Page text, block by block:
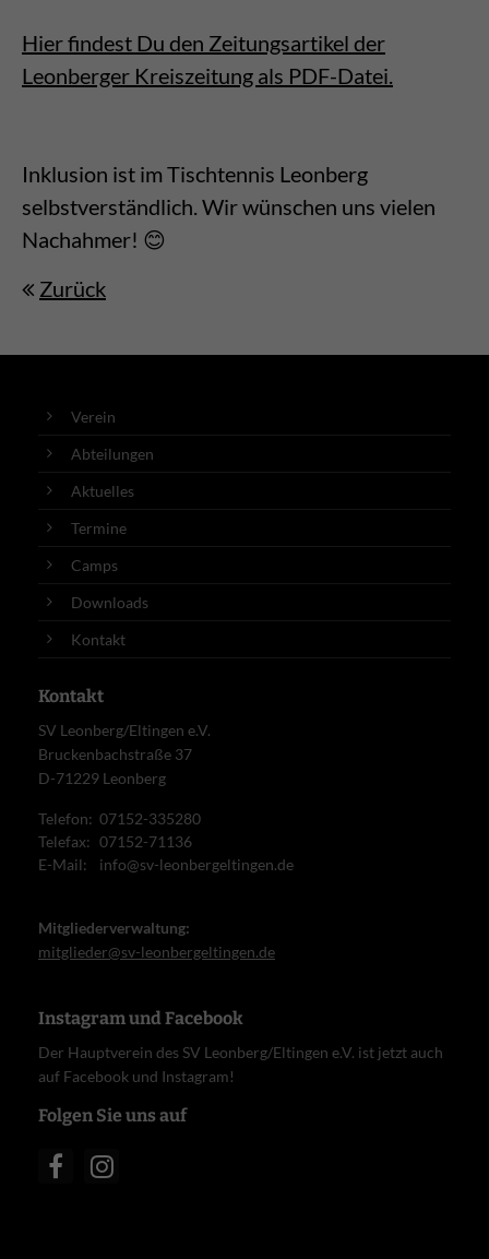
Hier findest Du den Zeitungsartikel der
Leonberger Kreiszeitung als PDF-Datei.
Inklusion ist im Tischtennis Leonberg
selbstverständlich. Wir wünschen uns vielen
Nachahmer! 😊
Zurück
Verein
Abteilungen
Aktuelles
Termine
Camps
Downloads
Kontakt
Kontakt
SV Leonberg/Eltingen e.V.
Bruckenbachstraße 37
D-71229 Leonberg
Telefon: 07152-335280
Telefax: 07152-71136
E-Mail:
info@sv-leonbergeltingen.de
Mitgliederverwaltung:
mitglieder@sv-leonbergeltingen.de
Instagram und Facebook
Der Hauptverein des SV Leonberg/Eltingen e.V. ist jetzt auch
auf Facebook und Instagram!
Folgen Sie uns auf